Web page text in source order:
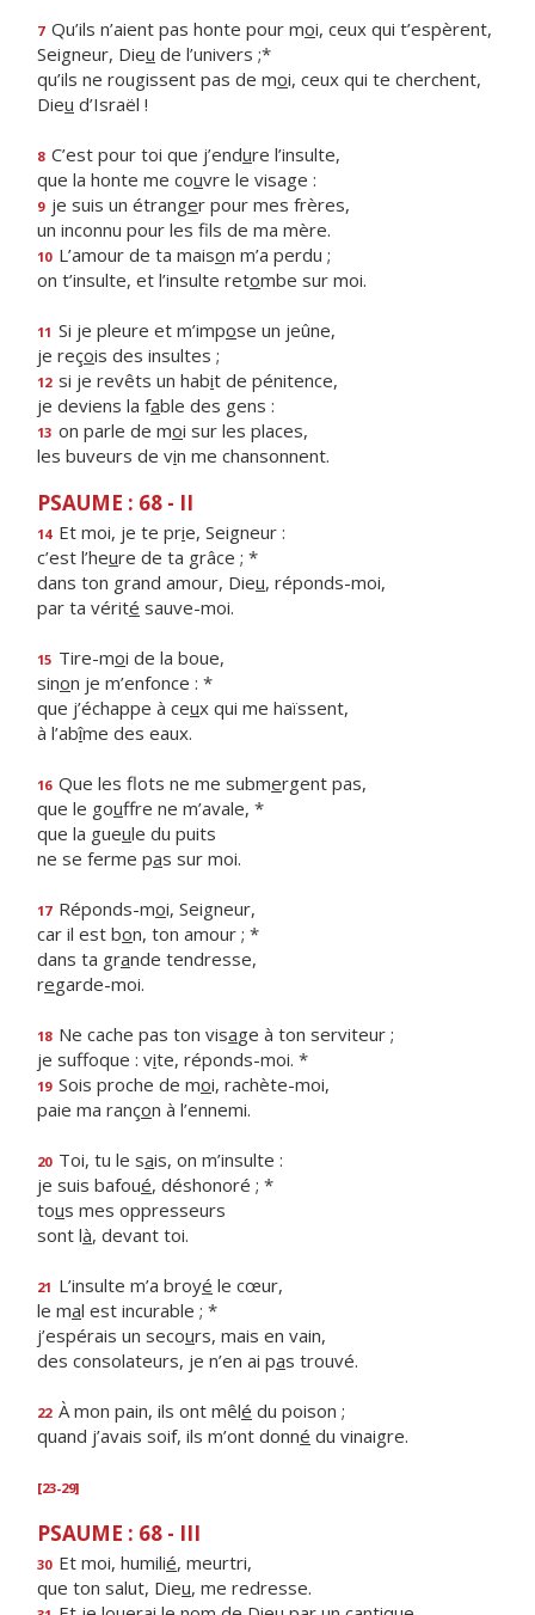
7 Qu’ils n’aient pas honte pour moi, ceux qui t’espèrent,
Seigneur, Dieu de l’univers ;*
qu’ils ne rougissent pas de moi, ceux qui te cherchent,
Dieu d’Israël !
8 C’est pour toi que j’endure l’insulte,
que la honte me couvre le visage :
9 je suis un étranger pour mes frères,
un inconnu pour les fls de ma mère.
10 L’amour de ta maison m’a perdu ;
on t’insulte, et l’insulte retombe sur moi.
11 Si je pleure et m’impose un jeûne,
je reçois des insultes ;
12 si je revêts un habit de pénitence,
je deviens la fable des gens :
13 on parle de moi sur les places,
les buveurs de vin me chansonnent.
PSAUME : 68 - II
14 Et moi, je te prie, Seigneur :
c’est l’heure de ta grâce ; *
dans ton grand amour, Dieu, réponds-moi,
par ta vérité sauve-moi.
15 Tire-moi de la boue,
sinon je m’enfonce : *
que j’échappe à ceux qui me haïssent,
à l’abîme des eaux.
16 Que les flots ne me submergent pas,
que le gouffre ne m’avale, *
que la gueule du puits
ne se ferme pas sur moi.
17 Réponds-moi, Seigneur,
car il est bon, ton amour ; *
dans ta grande tendresse,
regarde-moi.
18 Ne cache pas ton visage à ton serviteur ;
je suffoque : vite, réponds-moi. *
19 Sois proche de moi, rachète-moi,
paie ma rançon à l’ennemi.
20 Toi, tu le sais, on m’insulte :
je suis bafoué, déshonoré ; *
tous mes oppresseurs
sont là, devant toi.
21 L’insulte m’a broyé le cœur,
le mal est incurable ; *
j’espérais un secours, mais en vain,
des consolateurs, je n’en ai pas trouvé.
22 À mon pain, ils ont mêlé du poison ;
quand j’avais soif, ils m’ont donné du vinaigre.
[23-29]
PSAUME : 68 - III
30 Et moi, humilié, meurtri,
que ton salut, Dieu, me redresse.